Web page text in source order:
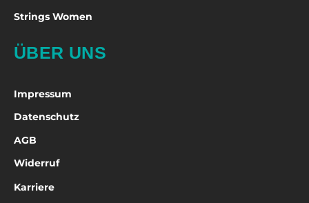
Strings Women
ÜBER UNS
Impressum
Datenschutz
AGB
Widerruf
Karriere